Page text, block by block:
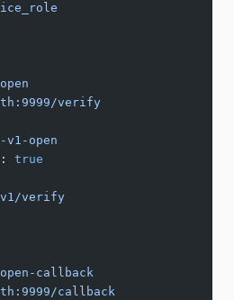
verify
v1-open
: true
verify
callback
callback